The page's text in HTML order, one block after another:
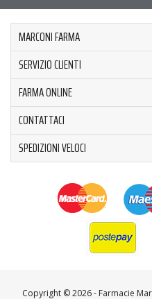
MARCONI FARMA
SERVIZIO CLIENTI
FARMA ONLINE
CONTATTACI
SPEDIZIONI VELOCI
Copyright ©2026 - Farmacie